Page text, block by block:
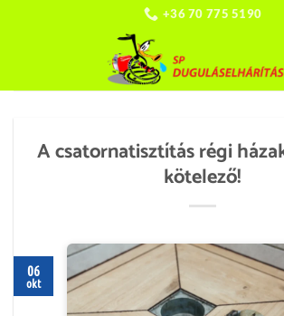
+36 70 775 5190
A csatornatisztítás régi
kötelező!
06
okt